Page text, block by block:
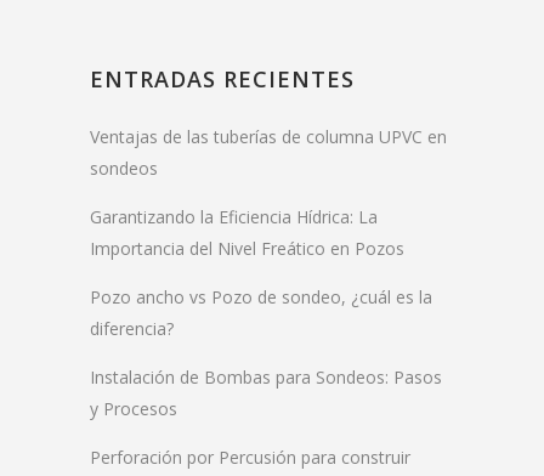
ENTRADAS RECIENTES
Ventajas de las tuberías de columna UPVC en
sondeos
Garantizando la Eficiencia Hídrica: La
Importancia del Nivel Freático en Pozos
Pozo ancho vs Pozo de sondeo, ¿cuál es la
diferencia?
Instalación de Bombas para Sondeos: Pasos
y Procesos
Perforación por Percusión para construir